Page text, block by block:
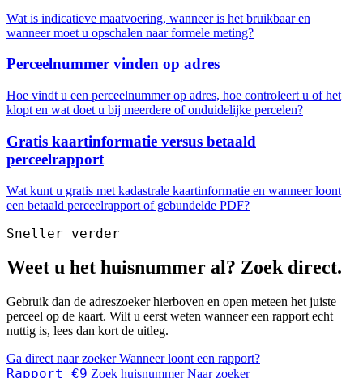
Wat is indicatieve maatvoering, wanneer is het bruikbaar en
wanneer moet u opschalen naar formele meting?
Perceelnummer vinden op adres
Hoe vindt u een perceelnummer op adres, hoe controleert u of het
klopt en wat doet u bij meerdere of onduidelijke percelen?
Gratis kaartinformatie versus betaald
perceelrapport
Wat kunt u gratis met kadastrale kaartinformatie en wanneer loont
een betaald perceelrapport of gebundelde PDF?
Sneller verder
Weet u het huisnummer al? Zoek direct.
Gebruik dan de adreszoeker hierboven en open meteen het juiste
perceel op de kaart. Wilt u eerst weten wanneer een rapport echt
nuttig is, lees dan kort de uitleg.
Ga direct naar zoekerWanneer loont een rapport?
Rapport €9 Zoek huisnummer Naar zoeker